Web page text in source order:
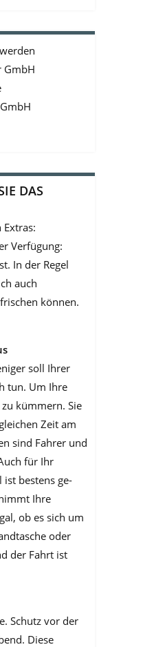
GmbH
DAS
Verfügung:
In der Regel
auch
kön­nen.
soll Ihrer
tun. Um Ihre
kümmern. Sie
Zeit am
sind Fahrer und
für Ihr
ist bestens ge­
Ihre
ob es sich um
oder
der Fahrt ist
Schutz vor der
Diese